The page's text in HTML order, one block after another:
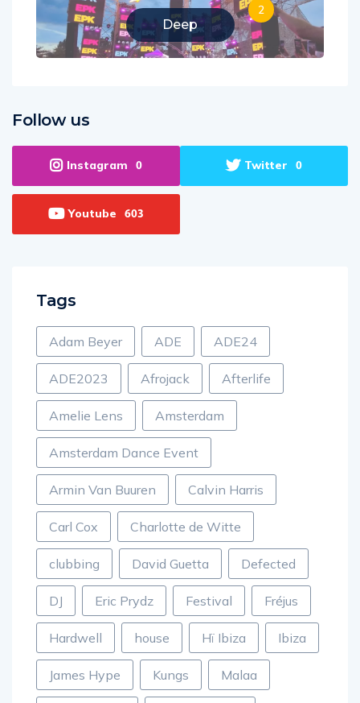
Deep
2
Follow us
Instagram 0 Twitter 0
Youtube 603
Tags
Adam Beyer ADE ADE24
ADE2023 Afrojack Afterlife
Amelie Lens Amsterdam
Amsterdam Dance Event
Armin Van Buuren Calvin Harris
Carl Cox Charlotte de Witte
clubbing David Guetta Defected
DJ Eric Prydz Festival Fréjus
Hardwell house Hï Ibiza Ibiza
James Hype Kungs Malaa